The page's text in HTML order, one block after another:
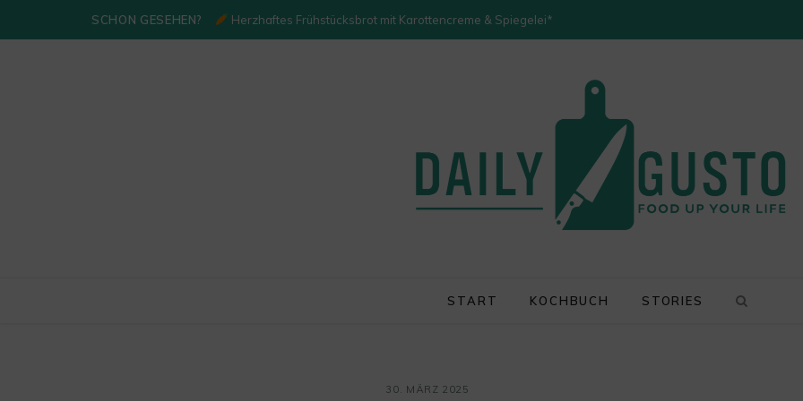
SCHON GESEHEN? Herzhaftes Frühstücksbrot mit Karottencreme & Spiegelei*
START KOCHBUCH STORIES
30. MÄRZ 2025